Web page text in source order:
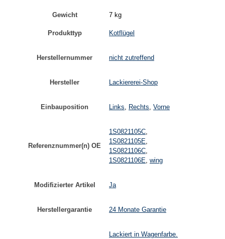
Gewicht 7 kg
Produkttyp Kotflügel
Herstellernummer nicht zutreffend
Hersteller Lackiererei-Shop
Einbauposition Links Rechts Vorne
Referenznummer(n) OE
1S0821105C
1S0821105E
1S0821106C
1S0821106E wing
Modifizierter Artikel Ja
Herstellergarantie 24 Monate Garantie
Lackiert in Wagenfarbe.